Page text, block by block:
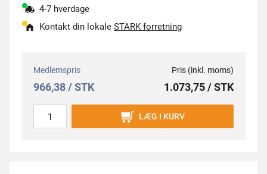
4-7 hverdage
Kontakt din lokale STARK forretning
Medlemspris
966,38 / STK
Pris (inkl. moms)
1.073,75 / STK
LÆG I KURV